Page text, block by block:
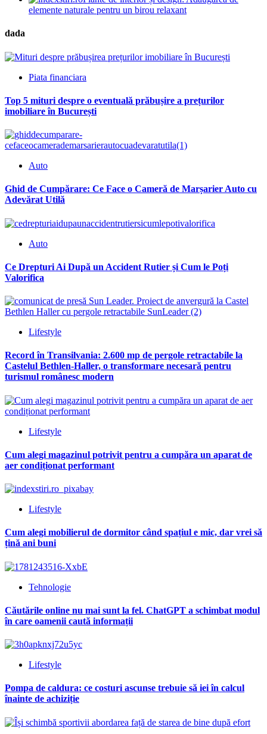
elemente naturale pentru un birou relaxant
dada
Piata financiara
Top 5 mituri despre o eventuală prăbușire a prețurilor
imobiliare în București
Auto
Ghid de Cumpărare: Ce Face o Cameră de Marșarier Auto cu
Adevărat Utilă
Auto
Ce Drepturi Ai După un Accident Rutier și Cum le Poți
Valorifica
Lifestyle
Record în Transilvania: 2.600 mp de pergole retractabile la
Castelul Bethlen-Haller, o transformare necesară pentru
turismul românesc modern
Lifestyle
Cum alegi magazinul potrivit pentru a cumpăra un aparat de
aer condiționat performant
Lifestyle
Cum alegi mobilierul de dormitor când spațiul e mic, dar vrei să
țină ani buni
Tehnologie
Căutările online nu mai sunt la fel. ChatGPT a schimbat modul
în care oamenii caută informații
Lifestyle
Pompa de caldura: ce costuri ascunse trebuie să iei în calcul
înainte de achiziție